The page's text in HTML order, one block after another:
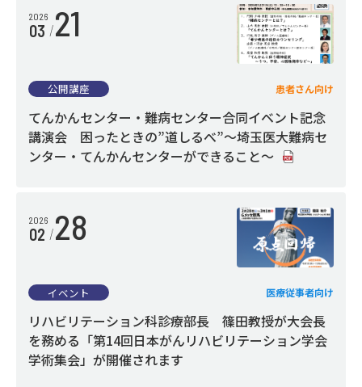
2026
03 21
公開講座 患者さん向け
てんかんセンター・難病センター合同イベント記念
講演会 困ったときの”道しるべ”～埼玉医大難病セ
ンター・てんかんセンターができること～
2026
02 28
イベント 医療従事者向け
リハビリテーション科診療部長 篠田教授が大会長
を務める「第14回日本がんリハビリテーション学会
学術集会」が開催されます
エコキャップ推進活動
特定行為に係る看護師の研修制度
医薬品・医療機器等の適応外使用に係る情報公開
３分でわかる埼玉医科大学病院
SAITAMA TIMES！
EVENTS
病院ニュース（広報誌）